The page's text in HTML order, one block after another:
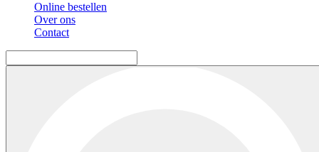
Online bestellen
Over ons
Contact